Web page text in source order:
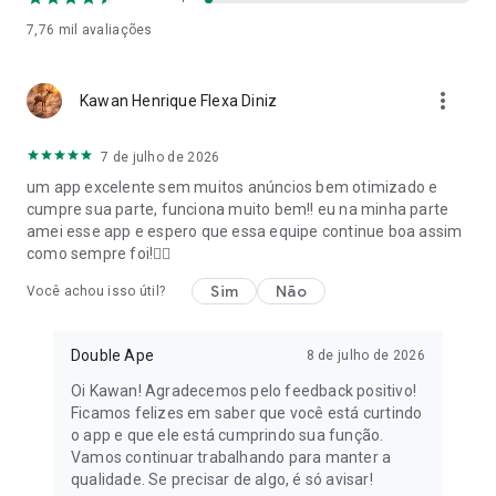
✅ Sem Marcas D'água ou Limites – Aproveite MP3s
completos e sem marca d'água, sem taxas ocultas.
curvas de aprendizado. Apenas toque, converta e pronto.
✅ Leve e Rápido – Nosso app é projetado para ser rápido e
🎶 Extrair Música – Extraia suas músicas favoritas de vídeos
e salve-as como arquivos MP3 independentes.
📚 Converter Discursos para Audiolivros – Transforme
discursos longos, palestras ou conteúdos educacionais em
seus trechos favoritos em ringtones únicos.
podcasts e salve-as como arquivos de áudio para fácil
reprodução.
📲 Baixe Agora e Transforme Vídeos em Arquivos de Áudio
Versáteis!
7,76 mil avaliações
Kawan Henrique Flexa Diniz more_vert
7 de julho de 2026
um app excelente sem muitos anúncios bem otimizado e
cumpre sua parte, funciona muito bem!! eu na minha parte
amei esse app e espero que essa equipe continue boa assim
como sempre foi!❤️‍🔥
Você achou isso útil? Sim Não
Double Ape 8 de julho de 2026
Oi Kawan! Agradecemos pelo feedback positivo!
Ficamos felizes em saber que você está curtindo
o app e que ele está cumprindo sua função.
Vamos continuar trabalhando para manter a
qualidade. Se precisar de algo, é só avisar!